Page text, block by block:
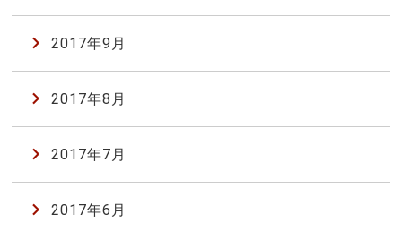
2017年9月
2017年8月
2017年7月
2017年6月